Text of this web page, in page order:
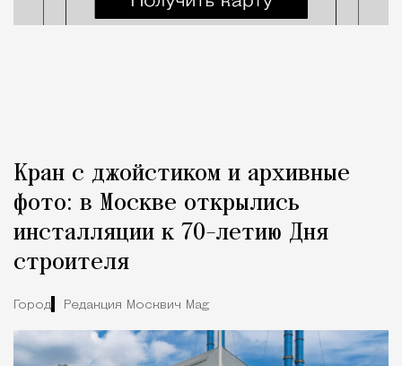
Кран с джойстиком и архивные
фото: в Москве открылись
инсталляции к 70-летию Дня
строителя
Город Редакция Москвич Mag